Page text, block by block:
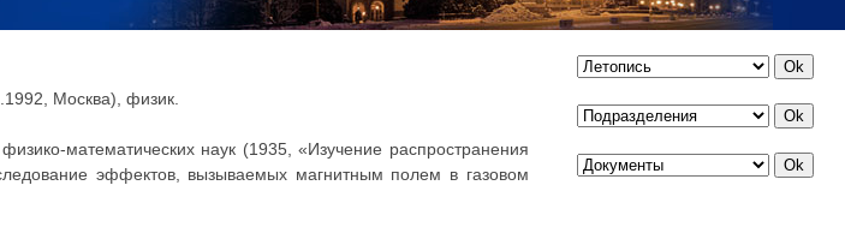
Москва), физик.
математических наук (1935, «Изучение распространения
эффектов, вызываемых магнитным полем в газовом